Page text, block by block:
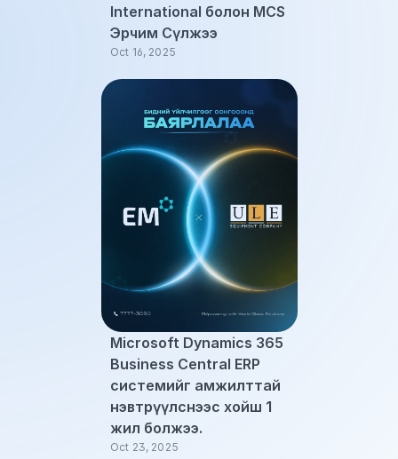
International болон MCS
Эрчим Сүлжээ
Oct 16, 2025
Microsoft Dynamics 365
Business Central ERP
системийг амжилттай
нэвтрүүлснээс хойш 1
жил болжээ.
Oct 23, 2025